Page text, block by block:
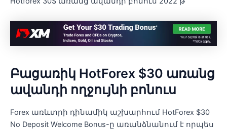
Բացառիկ HotForex $30 առանց
ավանդի ողջույնի բոնուս
Forex առևտրի դինամիկ աշխարհում HotForex $30
No Deposit Welcome Bonus-ը առանձնանում է որպես